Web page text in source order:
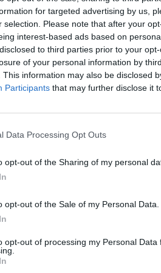
for targeted advertising by us,
selection. Please note that after your
interest-based ads based on
to third parties prior to your
of your personal information by
This information may also be disclosed
Participants that may further disclose it
Data Processing Opt Outs
opt-out of the Sharing of my personal
opt-out of the Sale of my Personal Data.
opt-out of processing my Personal Data
kivétel nélkül mindenki
sokat tett azért az elmúlt
azonban az elmúlt
kapcsolatban. Október
abban, hogy hamarosan
tengeralattjárók. A lépés
Pacific Economic Cooperation –
az ezt megelőző napokban a
portfolio.hu hírarchívumához